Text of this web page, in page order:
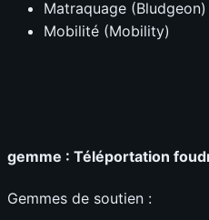
Matraquage (Bludgeon)
Mobilité (Mobility)
gemme : Téléportation
Gemmes de soutien :